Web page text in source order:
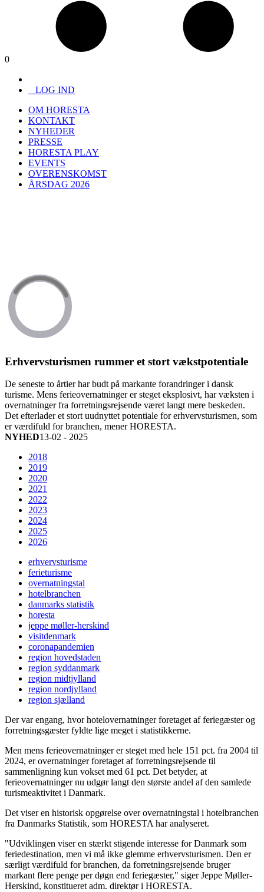
0
LOG IND
OM HORESTA
KONTAKT
NYHEDER
PRESSE
HORESTA PLAY
EVENTS
OVERENSKOMST
ÅRSDAG 2026
Erhvervsturismen rummer et stort vækstpotentiale
De seneste to årtier har budt på markante forandringer i dansk
turisme. Mens ferieovernatninger er steget eksplosivt, har væksten i
overnatninger fra forretningsrejsende været langt mere beskeden.
Det efterlader et stort uudnyttet potentiale for erhvervsturismen, som
er værdifuld for branchen, mener HORESTA.
NYHED13-02 - 2025
2018
2019
2020
2021
2022
2023
2024
2025
2026
erhvervsturisme
ferieturisme
overnatningstal
hotelbranchen
danmarks statistik
horesta
jeppe møller-herskind
visitdenmark
coronapandemien
region hovedstaden
region syddanmark
region midtjylland
region nordjylland
region sjælland
Der var engang, hvor hotelovernatninger foretaget af feriegæster og
forretningsgæster fyldte lige meget i statistikkerne.
Men mens ferieovernatninger er steget med hele 151 pct. fra 2004 til
2024, er overnatninger foretaget af forretningsrejsende til
sammenligning kun vokset med 61 pct. Det betyder, at
ferieovernatninger nu udgør langt den største andel af den samlede
turismeaktivitet i Danmark.
Det viser en historisk opgørelse over overnatningstal i hotelbranchen
fra Danmarks Statistik, som HORESTA har analyseret.
"Udviklingen viser en stærkt stigende interesse for Danmark som
feriedestination, men vi må ikke glemme erhvervsturismen. Den er
særligt værdifuld for branchen, da forretningsrejsende bruger
markant flere penge per døgn end feriegæster," siger Jeppe Møller-
Herskind, konstitueret adm. direktør i HORESTA.